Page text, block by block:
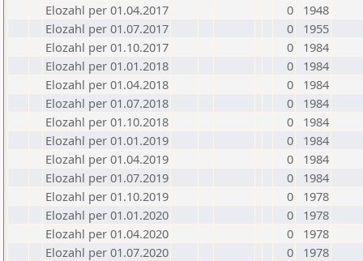
Elozahl per 01.04.2017
0
1948
Elozahl per 01.07.2017
0
1955
Elozahl per 01.10.2017
0
1984
Elozahl per 01.01.2018
0
1984
Elozahl per 01.04.2018
0
1984
Elozahl per 01.07.2018
0
1984
Elozahl per 01.10.2018
0
1984
Elozahl per 01.01.2019
0
1984
Elozahl per 01.04.2019
0
1984
Elozahl per 01.07.2019
0
1984
Elozahl per 01.10.2019
0
1978
Elozahl per 01.01.2020
0
1978
Elozahl per 01.04.2020
0
1978
Elozahl per 01.07.2020
0
1978